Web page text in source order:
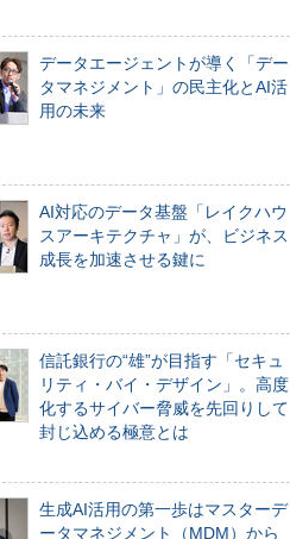
データエージェントが導く「デー
タマネジメント」の民主化とAI活
用の未来
AI対応のデータ基盤「レイクハウ
スアーキテクチャ」が、ビジネス
成長を加速させる鍵に
信託銀行の“雄”が目指す「セキュ
リティ・バイ・デザイン」。高度
化するサイバー脅威を先回りして
封じ込める極意とは
生成AI活用の第一歩はマスターデ
ータマネジメント（MDM）から